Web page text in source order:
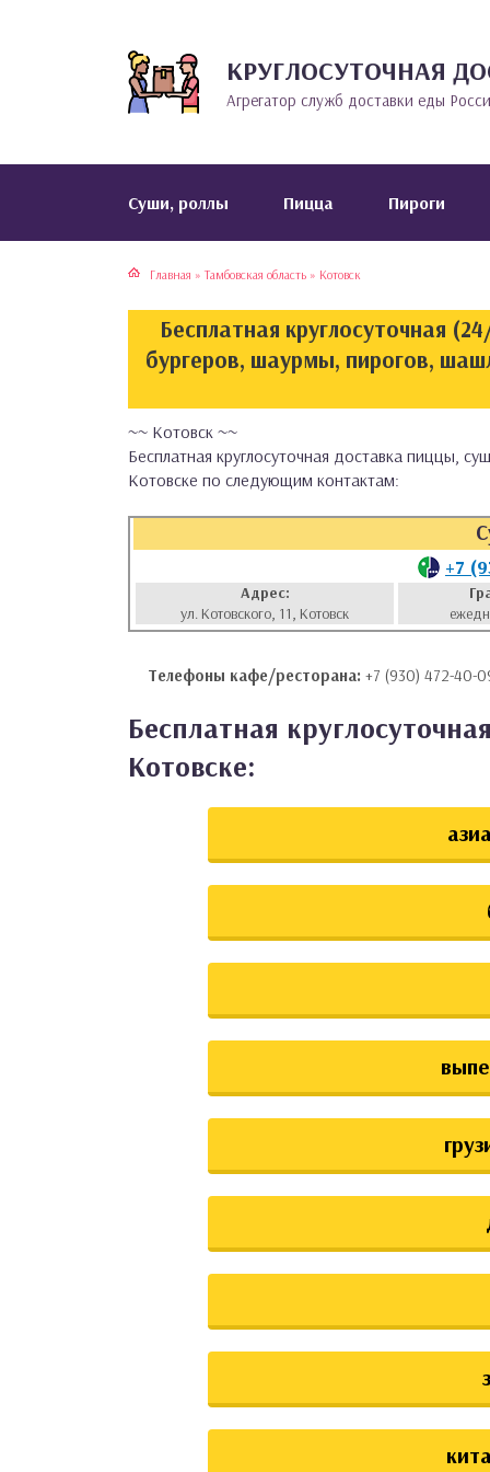
КРУГЛОСУТОЧНАЯ
Агрегатор служб доставки еды
Cуши, роллы Пицца Пироги
Главная » Тамбовская область » Котовск
Бесплатная круглосуточная
бургеров, шаурмы, пирогов,
~~ Котовск ~~
Бесплатная круглосуточная доставка пиццы,
Котовске по следующим контактам:
+7
Адрес:
ул. Котовского, 11, Котовск
Телефоны кафе/ресторана: +7 (930) 472-40-
Бесплатная
Котовске:
кухня